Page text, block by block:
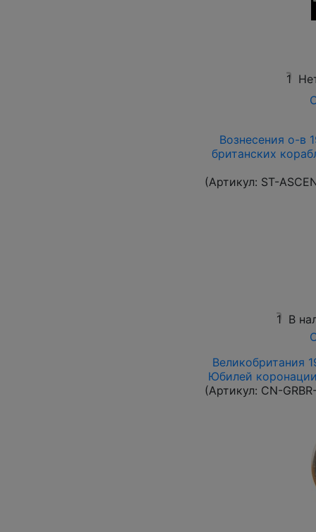
1
Вознесения о-в
британских
(Артикул: ST-
1 В
Великобритания
Юбилей
(Артикул: CN-